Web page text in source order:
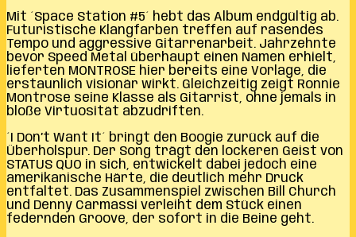
Mit ´Space Station #5´ hebt das Album endgültig ab.
Futuristische Klangfarben treffen auf rasendes
Tempo und aggressive Gitarrenarbeit. Jahrzehnte
bevor Speed Metal überhaupt einen Namen erhielt,
lieferten MONTROSE hier bereits eine Vorlage, die
erstaunlich visionär wirkt. Gleichzeitig zeigt Ronnie
Montrose seine Klasse als Gitarrist, ohne jemals in
bloße Virtuosität abzudriften.
´I Don’t Want It´ bringt den Boogie zurück auf die
Überholspur. Der Song trägt den lockeren Geist von
STATUS QUO in sich, entwickelt dabei jedoch eine
amerikanische Härte, die deutlich mehr Druck
entfaltet. Das Zusammenspiel zwischen Bill Church
und Denny Carmassi verleiht dem Stück einen
federnden Groove, der sofort in die Beine geht.